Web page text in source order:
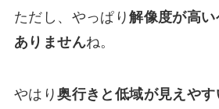
ただし、やっぱり解像度が高
ありませんね。
やはり奥行きと低域が見えや